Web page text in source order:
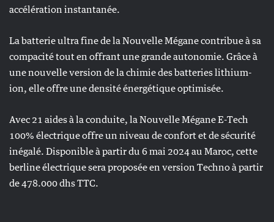
accélération instantanée.
La batterie ultra fine de la Nouvelle Mégane contribue à sa
compacité tout en offrant une grande autonomie. Grâce à
une nouvelle version de la chimie des batteries lithium-
ion, elle offre une densité énergétique optimisée.
Avec 21 aides à la conduite, la Nouvelle Mégane E-Tech
100% électrique offre un niveau de confort et de sécurité
inégalé. Disponible à partir du 6 mai 2024 au Maroc, cette
berline électrique sera proposée en version Techno à partir
de 478.000 dhs TTC.